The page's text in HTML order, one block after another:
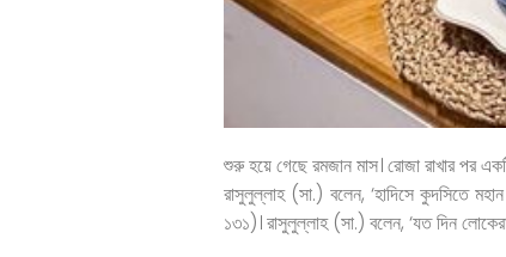
শুরু হয়ে গেছে রমজান মাস। রোজা রাখার পর
রাসুলুল্লাহ (সা.) বলেন, ‘হাদিসে কুদসিতে
১৩১)। রাসুলুল্লাহ (সা.) বলেন, ‘যত দিন